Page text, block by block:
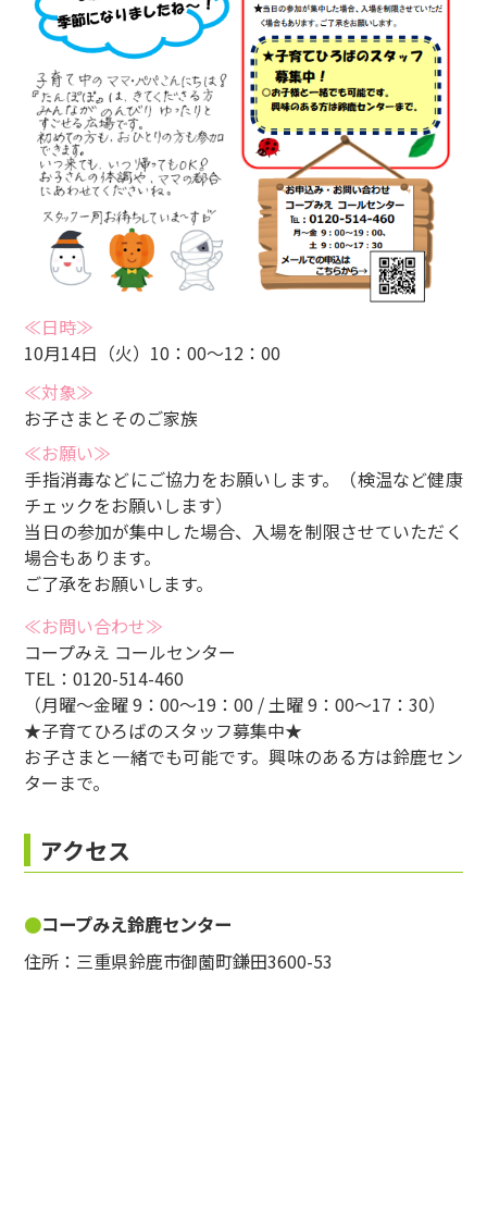
≪日時≫
10月14日（火）10：00～12：00
≪対象≫
お子さまとそのご家族
≪お願い≫
手指消毒などにご協力をお願いします。（検温など健康
チェックをお願いします）
当日の参加が集中した場合、入場を制限させていただく
場合もあります。
ご了承をお願いします。
≪お問い合わせ≫
コープみえ コールセンター
TEL：0120-514-460
（月曜～金曜 9：00～19：00 / 土曜 9：00～17：30）
★子育てひろばのスタッフ募集中★
お子さまと一緒でも可能です。興味のある方は鈴鹿セン
ターまで。
アクセス
コープみえ鈴鹿センター
住所：三重県鈴鹿市御薗町鎌田3600-53